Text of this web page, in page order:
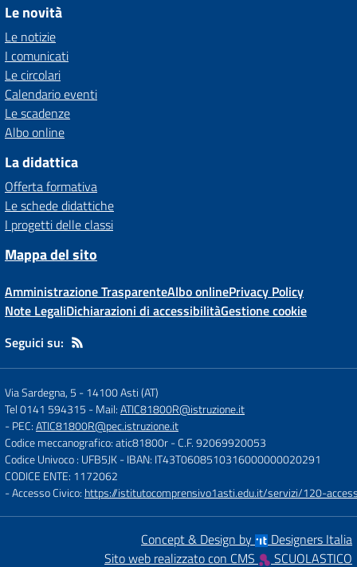
Le novità
Le notizie
I comunicati
Le circolari
Calendario eventi
Le scadenze
Albo online
La didattica
Offerta formativa
Le schede didattiche
I progetti delle classi
Mappa del sito
Amministrazione TrasparenteAlbo onlinePrivacy Policy
Note LegaliDichiarazioni di accessibilitàGestione cookie
Seguici su:
Via Sardegna, 5 -14100 Asti (AT)
Tel 0141 594315 - Mail:ATIC81800R@istruzione.it
- PEC:ATIC81800R@pec.istruzione.it
Codice meccanografico: atic81800r- C.F. 92069920053
Codice Univoco : UFB5JK- IBAN: IT43T0608510316000000020291
CODICE ENTE: 1172062
- Accesso Civico: https://istitutocomprensivo1asti.edu.it/servizi/120-
Concept & Design by
Designers Italia
Sito web realizzato con CMS
SCUOLASTICO